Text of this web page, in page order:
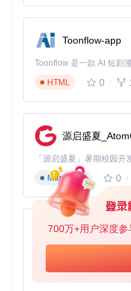
700万+用户深度参
连续运行3小时《英雄联
指标
心工作，导致SoC整体
出，Mali设备的
box64
场景适配指南：选
办公场景
Adreno优势
：在运行
升40%，Excel大数据
IX=~/.mobox/office
Mali优化：通过export
强制降低OpenGL版本
Toonflow-app
HTML
0
源启盛夏
Markdown
0
AionUi
TypeScript
0